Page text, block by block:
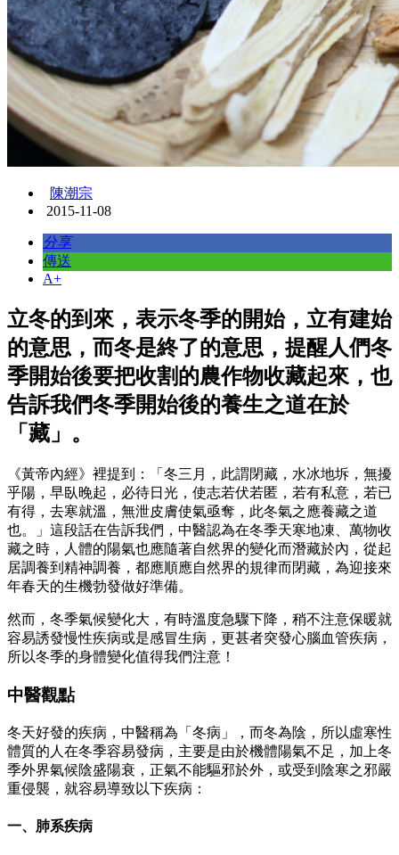
陳潮宗
2015-11-08
分享
傳送
A+
立冬的到來，表示冬季的開始，立有建始
的意思，而冬是終了的意思，提醒人們冬
季開始後要把收割的農作物收藏起來，也
告訴我們冬季開始後的養生之道在於
「藏」。
《黃帝內經》裡提到：「冬三月，此謂閉藏，水冰地坼，無擾
乎陽，早臥晚起，必待日光，使志若伏若匿，若有私意，若已
有得，去寒就溫，無泄皮膚使氣亟奪，此冬氣之應養藏之道
也。」這段話在告訴我們，中醫認為在冬季天寒地凍、萬物收
藏之時，人體的陽氣也應隨著自然界的變化而潛藏於內，從起
居調養到精神調養，都應順應自然界的規律而閉藏，為迎接來
年春天的生機勃發做好準備。
然而，冬季氣候變化大，有時溫度急驟下降，稍不注意保暖就
容易誘發慢性疾病或是感冒生病，更甚者突發心腦血管疾病，
所以冬季的身體變化值得我們注意！
中醫觀點
冬天好發的疾病，中醫稱為「冬病」，而冬為陰，所以虛寒性
體質的人在冬季容易發病，主要是由於機體陽氣不足，加上冬
季外界氣候陰盛陽衰，正氣不能驅邪於外，或受到陰寒之邪嚴
重侵襲，就容易導致以下疾病：
一、肺系疾病